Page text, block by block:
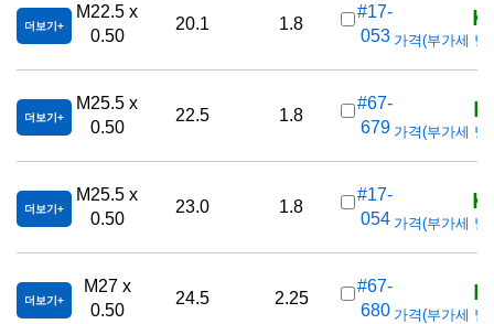
Components
(UFI)
더보기
M22.5 x
0.50
20.1 1.8
#17-
053 가격(부가세 별
더보기
M25.5 x
0.50
22.5 1.8
#67-
679 가격(부가세 별
더보기
M25.5 x
0.50
23.0 1.8
#17-
054 가격(부가세 별
더보기
M27 x
0.50
24.5 2.25
#67-
680 가격(부가세 별